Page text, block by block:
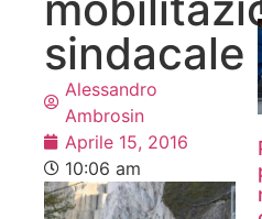
sindacale
Alessandro
Ambrosin
Aprile 15, 2016
10:06 am